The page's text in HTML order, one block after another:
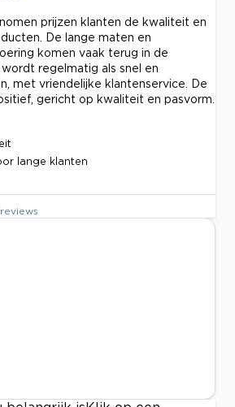
prijzen klanten de kwaliteit en
De lange maten en
komen vaak terug in de
regelmatig als snel en
met vriendelijke klantenservice. De
gericht op kwaliteit en pasvorm.
lange klanten
reviews